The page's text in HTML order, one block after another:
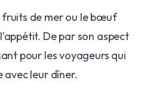
fruits de mer ou le bœuf
De par son aspect
pour les voyageurs qui
leur dîner.